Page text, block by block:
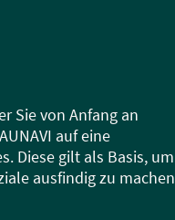
Sie von Anfang an
auf eine
Diese gilt als Basis, um
ausfindig zu machen